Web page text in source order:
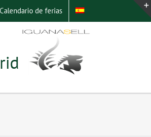
Calendario de ferias